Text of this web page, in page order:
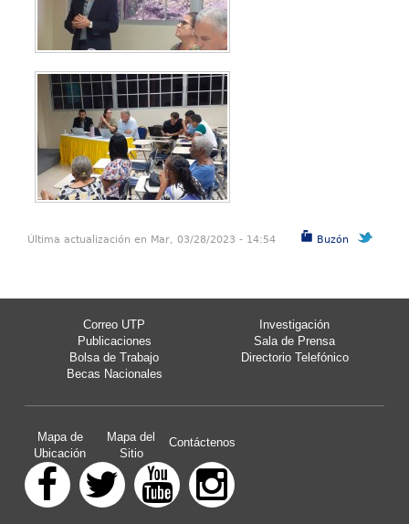
Buzón
Última actualización en Mar, 03/28/2023 - 14:54
Correo UTP
Investigación
Publicaciones
Sala de Prensa
Bolsa de Trabajo
Directorio Telefónico
Becas Nacionales
Mapa de
Ubicación
Mapa del
Sitio
Contáctenos